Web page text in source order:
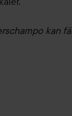
kan